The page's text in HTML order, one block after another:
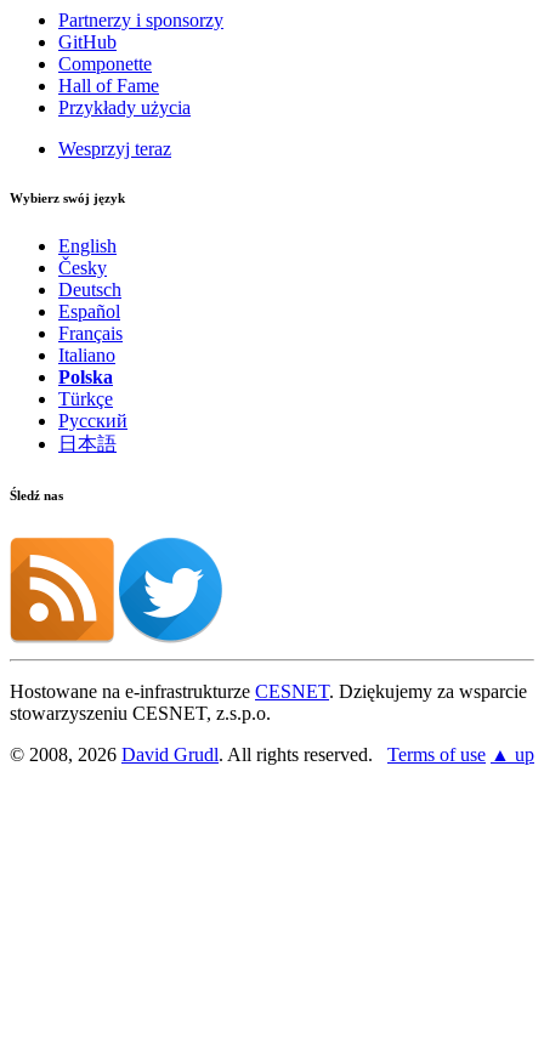
Partnerzy i sponsorzy
GitHub
Componette
Hall of Fame
Przykłady użycia
Wesprzyj teraz
Wybierz swój język
English
Česky
Deutsch
Español
Français
Italiano
Polska
Türkçe
Русский
日本語
Śledź nas
Hostowane na e-infrastrukturze CESNET. Dziękujemy za wsparcie
stowarzyszeniu CESNET, z.s.p.o.
© 2008, 2026 David Grudl. All rights reserved. Terms of use ▲ up